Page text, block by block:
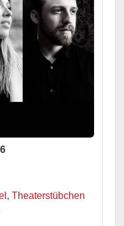
, Theaterstübchen